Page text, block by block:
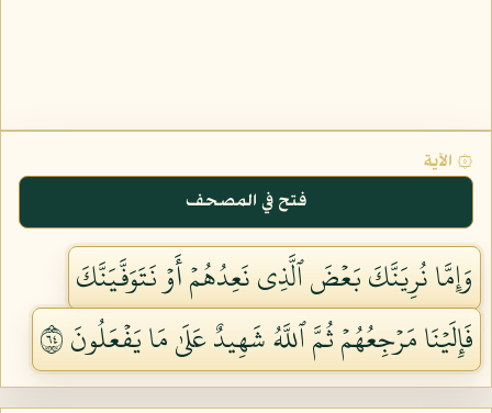
۞ الآية
فتح في المصحف
وَإِمَّا نُرِيَنَّكَ بَعۡضَ ٱلَّذِي نَعِدُهُمۡ أَوۡ نَتَوَفَّيَنَّكَ
فَإِلَيۡنَا مَرۡجِعُهُمۡ ثُمَّ ٱللَّهُ شَهِيدٌ عَلَىٰ مَا يَفۡعَلُونَ ٤٦